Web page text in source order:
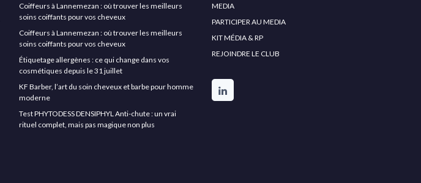
Coiffeurs à Lannemezan : où trouver les meilleurs
soins coiffants pour vos cheveux
Coiffeurs à Lannemezan : où trouver les meilleurs
soins coiffants pour vos cheveux
Étiquetage allergènes : ce qui change dans vos
cosmétiques depuis le 31 juillet
KF Barber, l’art du soin cheveux et barbe pour homme
moderne
Test PHYTODESS DENSIPHYL Anti-chute : un vrai
rituel complet, mais pas magique non plus
MEDIA
PARTICIPER AU MEDIA
KIT MÉDIA & RP
REJOINDRE LE CLUB